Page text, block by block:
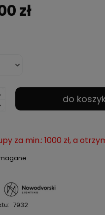
zł
do
za min.: 1000 zł, a
7932